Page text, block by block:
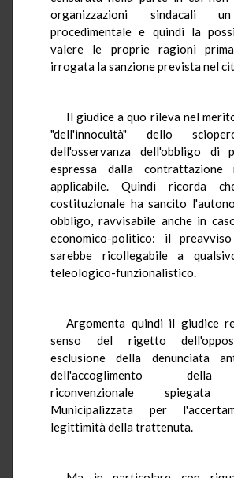
organizzazioni sindacali
procedimentale e quindi la
valere le proprie ragioni
irrogata la sanzione prevista nel
Il giudice a quo rileva nel
"dell'innocuità" dello
dell'osservanza dell'obbligo di
espressa dalla contrattazione
applicabile. Quindi ricorda
costituzionale ha sancito
obbligo, ravvisabile anche in
economico-politico: il
sarebbe ricollegabile a
teleologico-funzionalistico.
Argomenta quindi il giudice
senso del rigetto
esclusione della denunciata
dell'accoglimento della
riconvenzionale spiegata
Municipalizzata per
legittimità della trattenuta.